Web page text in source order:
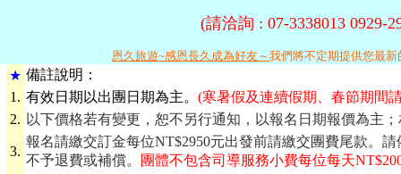
(請洽詢 : 07-3338013 0929-
恩久旅遊~感恩長久成為好友～我們將不定期提供您最
★ 備註說明：
1. 有效日期 以出團日期為主。 (寒暑假及連續假期、春節期間
2. 以下價格若有變更，恕不另行通知，以報名日期報價為主
3.
報名請繳交訂金每位NT$2950元出發前請繳交團費尾款。
不予退費或補償。
團體不包含司導服務小費每位每天